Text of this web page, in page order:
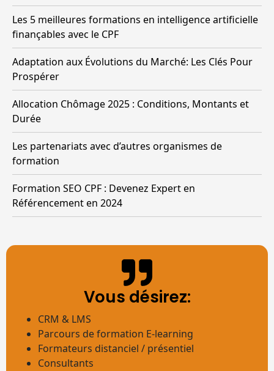
Les 5 meilleures formations en intelligence artificielle
finançables avec le CPF
Adaptation aux Évolutions du Marché: Les Clés Pour
Prospérer
Allocation Chômage 2025 : Conditions, Montants et
Durée
Les partenariats avec d’autres organismes de
formation
Formation SEO CPF : Devenez Expert en
Référencement en 2024
Vous désirez:
CRM & LMS
Parcours de formation E-learning
Formateurs distanciel / présentiel
Consultants